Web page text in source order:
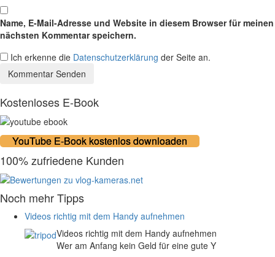
Name, E-Mail-Adresse und Website in diesem Browser für meinen
nächsten Kommentar speichern.
Ich erkenne die Datenschutzerklärung der Seite an.
Kostenloses E-Book
YouTube E-Book kostenlos downloaden
100% zufriedene Kunden
Noch mehr Tipps
Videos richtig mit dem Handy aufnehmen
Videos richtig mit dem Handy aufnehmen
Wer am Anfang kein Geld für eine gute Y